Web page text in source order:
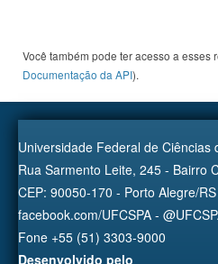
Você também pode ter acesso a esses
Documentação da API).
Universidade Federal de Ciências
Rua Sarmento Leite, 245 - Bairro
CEP: 90050-170 - Porto Alegre/
facebook.com/UFCSPA -
Fone +55 (51) 3303-9000
Desenvolvido pelo